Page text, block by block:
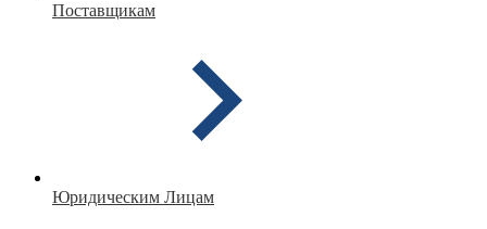
Поставщикам
Юридическим Лицам